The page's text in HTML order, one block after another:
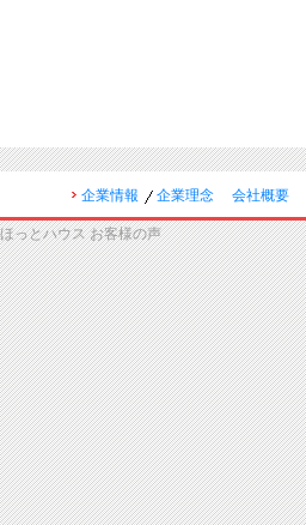
企業情報 企業理念 会社概要
ほっとハウス お客様の声